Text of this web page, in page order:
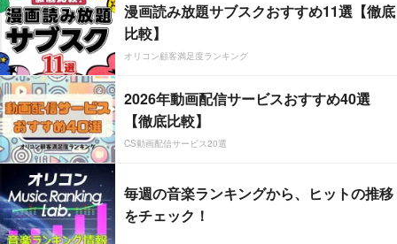
漫画読み放題サブスクおすすめ11選【徹底
比較】
オリコン顧客満足度ランキング
2026年動画配信サービスおすすめ40選
【徹底比較】
CS動画配信サービス20選
毎週の音楽ランキングから、ヒットの推移
をチェック！